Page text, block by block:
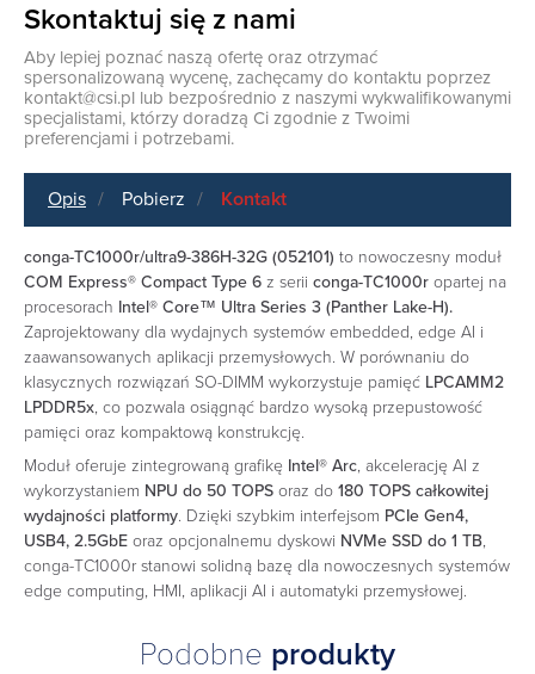
Skontaktuj się z nami
Aby lepiej poznać naszą ofertę oraz otrzymać
spersonalizowaną wycenę, zachęcamy do kontaktu poprzez
kontakt@csi.pl lub bezpośrednio z naszymi wykwalifikowanymi
specjalistami, którzy doradzą Ci zgodnie z Twoimi
preferencjami i potrzebami.
Opis Pobierz Kontakt
conga-TC1000r/ultra9-386H-32G (052101) to nowoczesny moduł
COM Express® Compact Type 6 z serii conga-TC1000r opartej na
procesorach Intel® Core™ Ultra Series 3 (Panther Lake-H).
Zaprojektowany dla wydajnych systemów embedded, edge AI i
zaawansowanych aplikacji przemysłowych. W porównaniu do
klasycznych rozwiązań SO-DIMM wykorzystuje pamięć LPCAMM2
LPDDR5x, co pozwala osiągnąć bardzo wysoką przepustowość
pamięci oraz kompaktową konstrukcję.
Moduł oferuje zintegrowaną grafikę Intel® Arc, akcelerację AI z
wykorzystaniem NPU do 50 TOPS oraz do 180 TOPS całkowitej
wydajności platformy. Dzięki szybkim interfejsom PCIe Gen4,
USB4, 2.5GbE oraz opcjonalnemu dyskowi NVMe SSD do 1 TB,
conga-TC1000r stanowi solidną bazę dla nowoczesnych systemów
edge computing, HMI, aplikacji AI i automatyki przemysłowej.
Podobne produkty